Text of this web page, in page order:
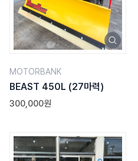
MOTORBANK
BEAST 450L (27마력)
300,000원